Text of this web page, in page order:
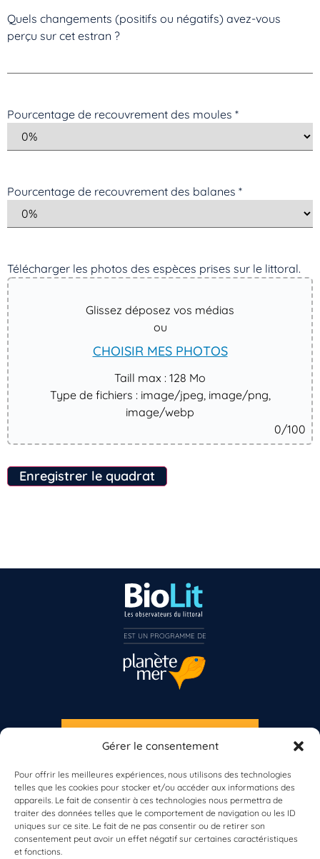
Gérer le consentement
Pour offrir les meilleures expériences, nous utilisons des technologies
telles que les cookies pour stocker et/ou accéder aux informations des
appareils. Le fait de consentir à ces technologies nous permettra de
traiter des données telles que le comportement de navigation ou les ID
uniques sur ce site. Le fait de ne pas consentir ou de retirer son
consentement peut avoir un effet négatif sur certaines caractéristiques
et fonctions.
Quels changements (positifs ou négatifs) avez-vous
perçu sur cet estran ?
Pourcentage de recouvrement des moules *
Pourcentage de recouvrement des balanes *
Télécharger les photos des espèces prises sur le littoral. ​
Glissez déposez vos médias
ou
CHOISIR MES PHOTOS
Taill max : 128 Mo
Type de fichiers : image/jpeg, image/png,
image/webp
0/100
Enregistrer le quadrat
S'INSCRIRE À LA NEWSLETTER